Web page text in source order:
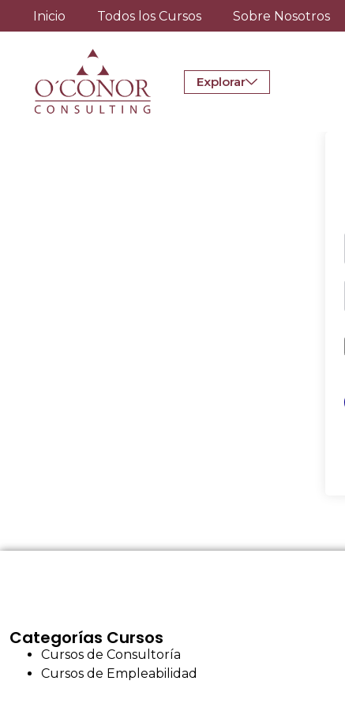
Inicio Todos los Cursos Sobre Nosotros
Explorar
Categorías Cursos
Cursos de Consultoría
Cursos de Empleabilidad